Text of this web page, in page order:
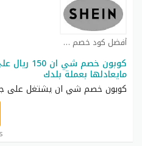
أفضل كود خصم شي ان كوبون
مايعادلها بعملة بلدك
كوبون خصم شي ان يشتغل على